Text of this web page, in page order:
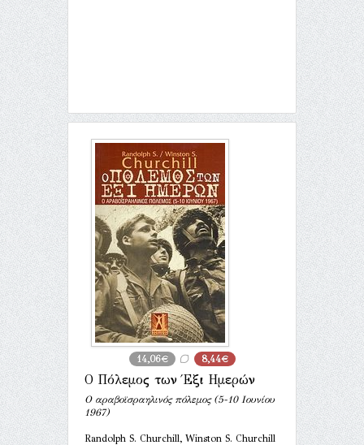
14,06€ 8,44€
Ο Πόλεμος των Έξι Ημερών
Ο αραβοϊσραηλινός πόλεμος (5-10 Ιουνίου
1967)
Randolph S. Churchill, Winston S. Churchill